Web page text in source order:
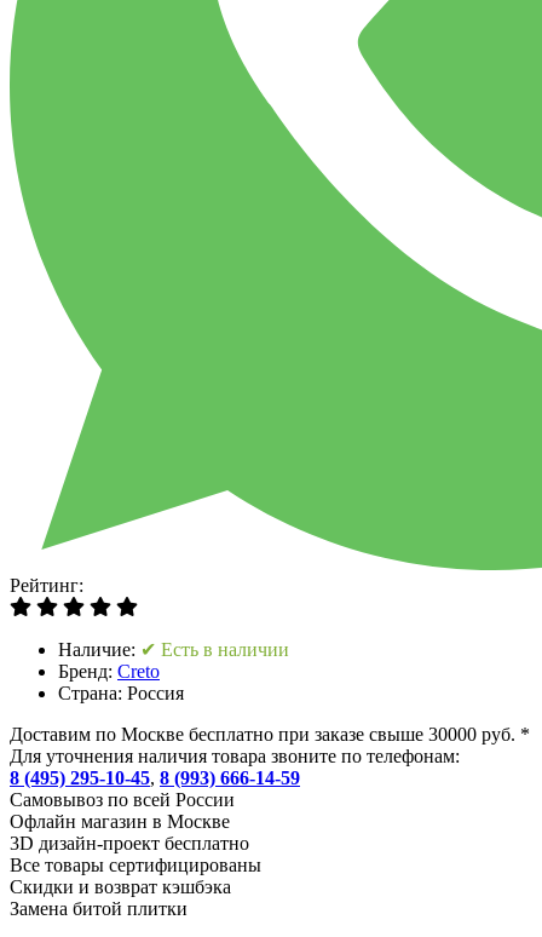
Рейтинг:
Наличие: ✔ Есть в наличии
Бренд: Creto
Страна: Россия
Доставим по Москве бесплатно при заказе свыше 30000 руб. *
Для уточнения наличия товара звоните по телефонам:
8 (495) 295-10-45, 8 (993) 666-14-59
Cамовывоз по всей России
Офлайн магазин в Москве
3D дизайн-проект бесплатно
Все товары сертифицированы
Скидки и возврат кэшбэка
Замена битой плитки